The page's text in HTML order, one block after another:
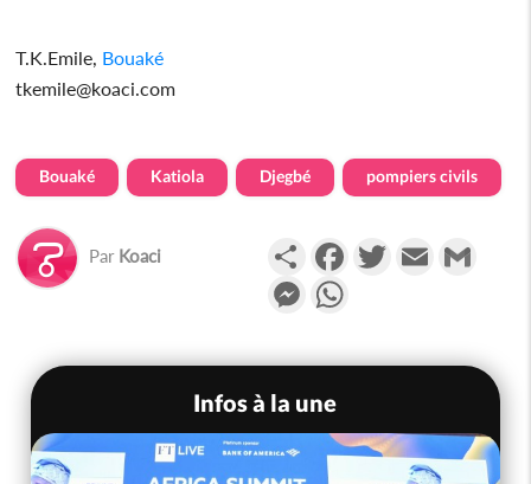
T.K.Emile, Bouaké
tkemile@koaci.com
Bouaké Katiola Djegbé pompiers civils
Par Koaci PartagerFacebookTwitterEmail
Messenger
Infos à la une